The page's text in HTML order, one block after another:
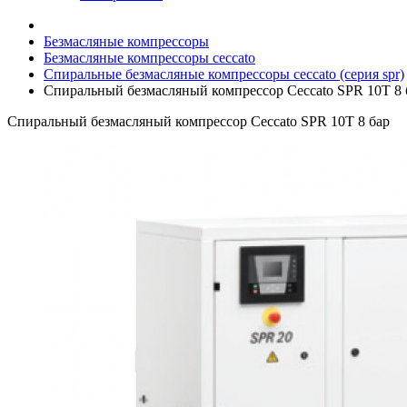
Безмасляные компрессоры
Безмасляные компрессоры ceccato
Спиральные безмасляные компрессоры ceccato (серия spr)
Спиральный безмасляный компрессор Ceccato SPR 10T 8
Спиральный безмасляный компрессор Ceccato SPR 10T 8 бар